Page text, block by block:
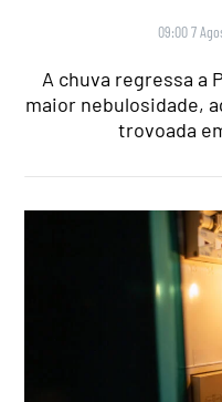
09:00 7
A chuva regressa a
maior nebulosidade,
trovoada